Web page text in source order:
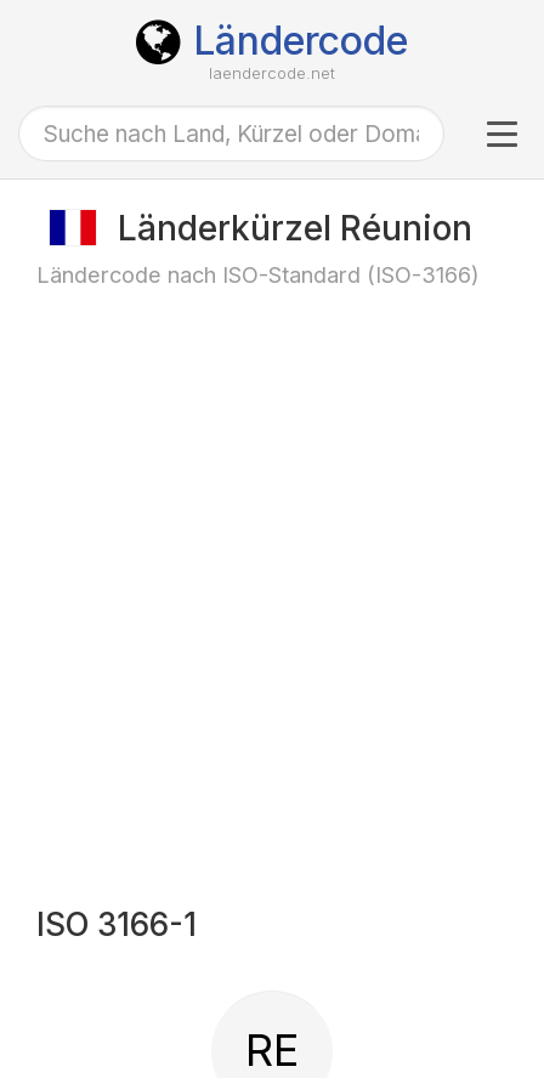
Ländercode
laendercode.net
Länderkürzel Réunion
Ländercode nach ISO-Standard (ISO-3166)
ISO 3166-1
RE